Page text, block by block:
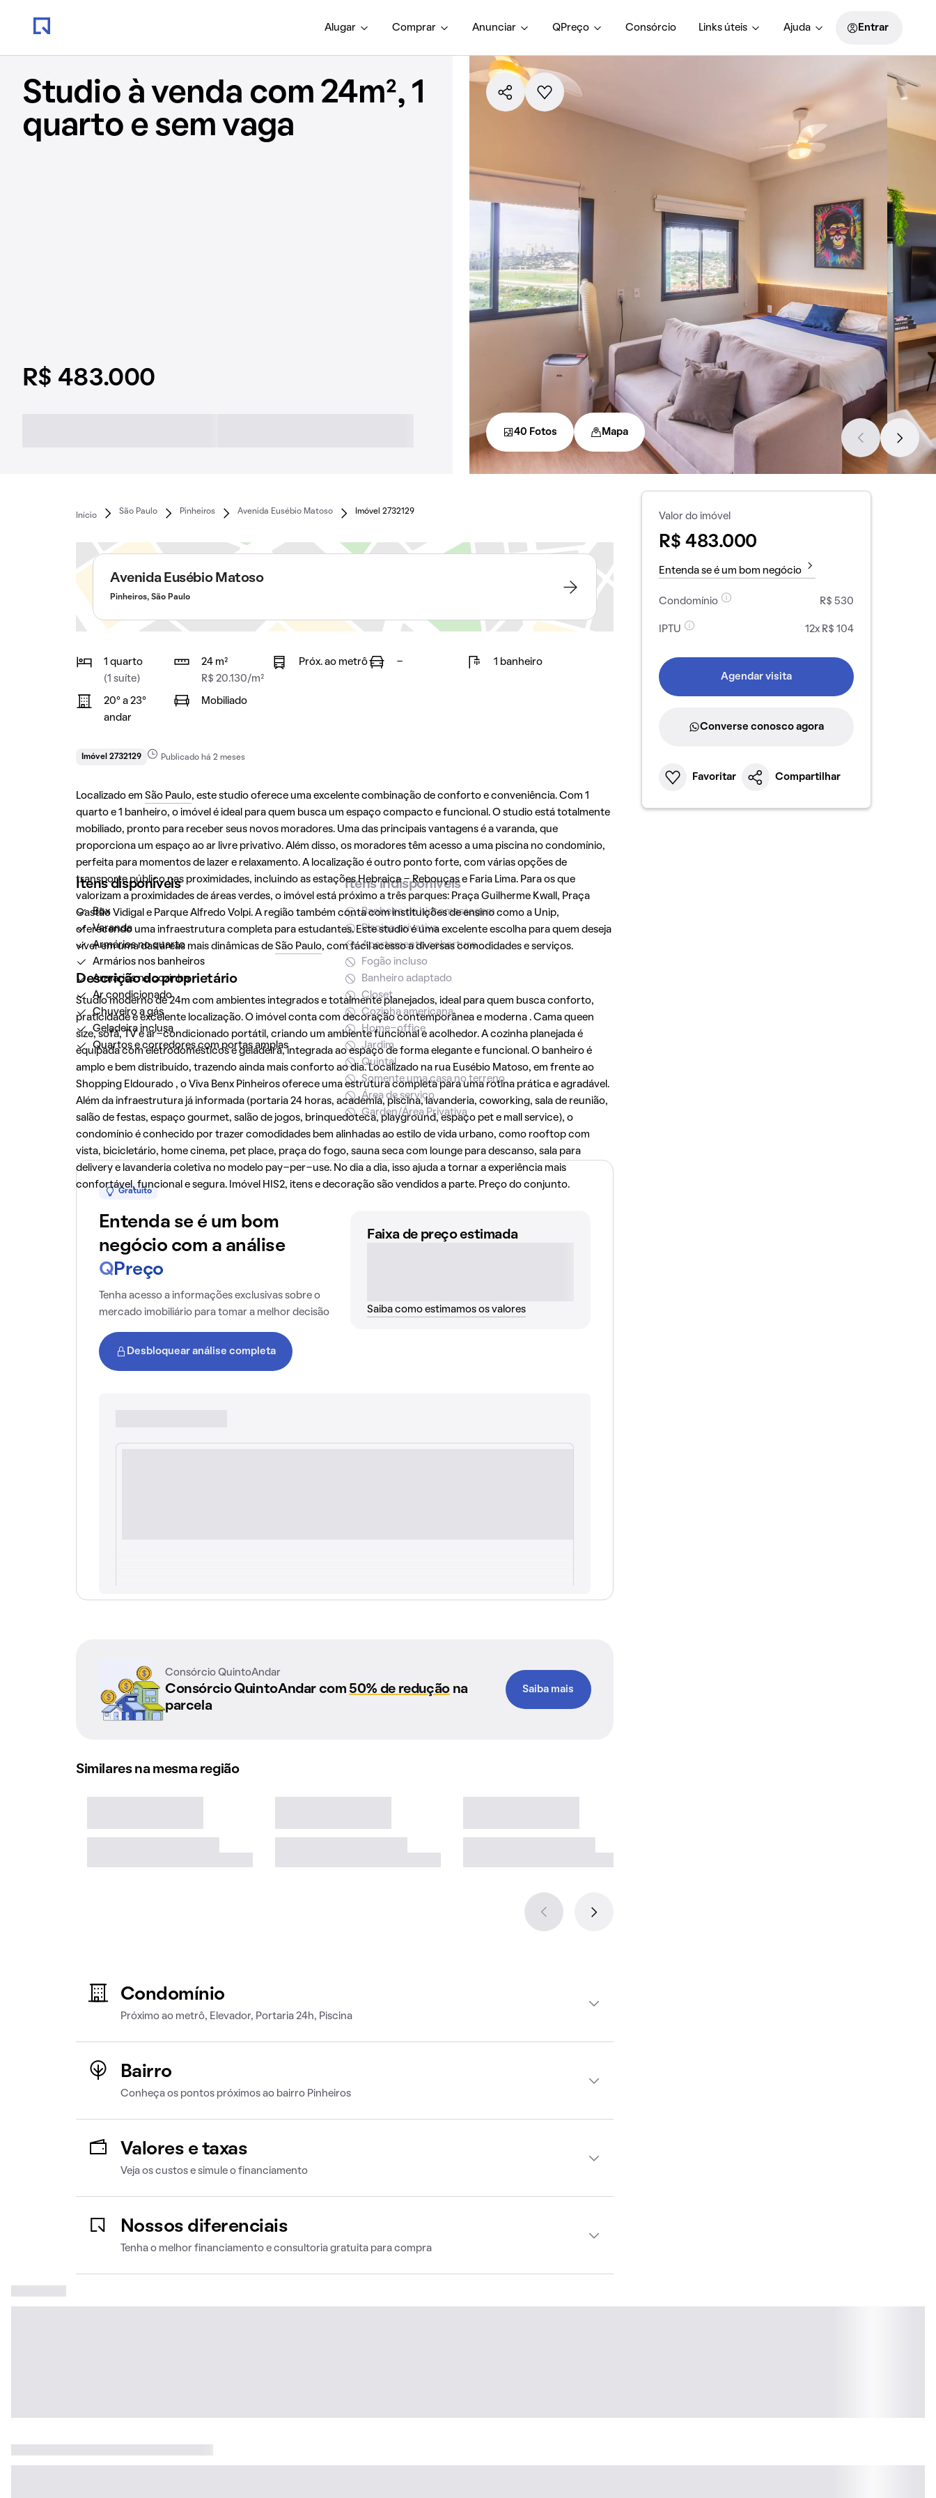
Alugar Comprar Anunciar QPreço Consórcio Links úteis Ajuda Entrar
Studio à venda com 24m², 1
quarto e sem vaga
R$ 483.000
40 Fotos Mapa
Início
São Paulo Pinheiros Avenida Eusébio Matoso Imóvel 2732129
Avenida Eusébio Matoso
Pinheiros, São Paulo
1 quarto
(1 suíte)
24 m²
R$ 20.130/m²
Próx. ao metrô - 1 banheiro
20° a 23°
andar
Mobiliado
Imóvel 2732129 Publicado há 2 meses
Localizado em São Paulo, este studio oferece uma excelente combinação de conforto e conveniência. Com 1
quarto e 1 banheiro, o imóvel é ideal para quem busca um espaço compacto e funcional. O studio está totalmente
mobiliado, pronto para receber seus novos moradores. Uma das principais vantagens é a varanda, que
proporciona um espaço ao ar livre privativo. Além disso, os moradores têm acesso a uma piscina no condomínio,
perfeita para momentos de lazer e relaxamento. A localização é outro ponto forte, com várias opções de
transporte público nas proximidades, incluindo as estações Hebraica - Rebouças e Faria Lima. Para os que
valorizam a proximidades de áreas verdes, o imóvel está próximo a três parques: Praça Guilherme Kwall, Praça
Gastão Vidigal e Parque Alfredo Volpi. A região também conta com instituições de ensino como a Unip,
oferecendo uma infraestrutura completa para estudantes. Este studio é uma excelente escolha para quem deseja
viver em uma das áreas mais dinâmicas de São Paulo, com fácil acesso a diversas comodidades e serviços.
Descrição do proprietário
Studio moderno de 24m com ambientes integrados e totalmente planejados, ideal para quem busca conforto,
praticidade e excelente localização. O imóvel conta com decoração contemporânea e moderna . Cama queen
size, sofá, TV e ar-condicionado portátil, criando um ambiente funcional e acolhedor. A cozinha planejada é
equipada com eletrodomésticos e geladeira, integrada ao espaço de forma elegante e funcional. O banheiro é
amplo e bem distribuído, trazendo ainda mais conforto ao dia. Localizado na rua Eusébio Matoso, em frente ao
Shopping Eldourado , o Viva Benx Pinheiros oferece uma estrutura completa para uma rotina prática e agradável.
Além da infraestrutura já informada (portaria 24 horas, academia, piscina, lavanderia, coworking, sala de reunião,
salão de festas, espaço gourmet, salão de jogos, brinquedoteca, playground, espaço pet e mall service), o
condomínio é conhecido por trazer comodidades bem alinhadas ao estilo de vida urbano, como rooftop com
vista, bicicletário, home cinema, pet place, praça do fogo, sauna seca com lounge para descanso, sala para
delivery e lavanderia coletiva no modelo pay-per-use. No dia a dia, isso ajuda a tornar a experiência mais
confortável, funcional e segura. Imóvel HIS2, itens e decoração são vendidos a parte. Preço do conjunto.
Itens disponíveis
Box
Varanda
Armários no quarto
Armários nos banheiros
Armários na cozinha
Ar condicionado
Chuveiro a gás
Geladeira inclusa
Quartos e corredores com portas amplas
Itens indisponíveis
Banheira de hidromassagem
Piscina privativa
Apartamento cobertura
Fogão incluso
Banheiro adaptado
Closet
Cozinha americana
Home-office
Jardim
Quintal
Somente uma casa no terreno
Área de serviço
Garden/Área Privativa
Gratuito
Entenda se é um bom
negócio com a análise
Q Preço
Tenha acesso a informações exclusivas sobre o
mercado imobiliário para tomar a melhor decisão
Desbloquear análise completa
Faixa de preço estimada
Saiba como estimamos os valores
Consórcio QuintoAndar
Consórcio QuintoAndar com 50% de reduçãona
parcela
Saiba mais
Similares na mesma região
Condomínio
Próximo ao metrô, Elevador, Portaria 24h, Piscina
Bairro
Conheça os pontos próximos ao bairro Pinheiros
Valores e taxas
Veja os custos e simule o financiamento
Nossos diferenciais
Tenha o melhor financiamento e consultoria gratuita para compra
Valor do imóvel
R$ 483.000
Entenda se é um bom negócio
Condomínio R$ 530
IPTU 12x R$ 104
Agendar visita
Converse conosco agora
Favoritar Compartilhar